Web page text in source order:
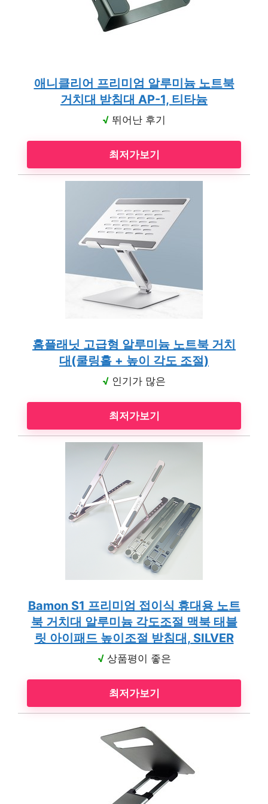
애니클리어 프리미엄 알루미늄 노트북
거치대 받침대 AP-1, 티타늄
√ 뛰어난 후기
최저가보기
홈플래닛 고급형 알루미늄 노트북 거치
대(쿨링홀 + 높이 각도 조절)
√ 인기가 많은
최저가보기
Bamon S1 프리미엄 접이식 휴대용 노트
북 거치대 알루미늄 각도조절 맥북 태블
릿 아이패드 높이조절 받침대, SILVER
√상품평이 좋은
최저가보기